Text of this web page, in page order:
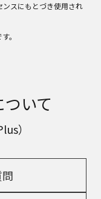
スにもとづき使用され
。
いて
）